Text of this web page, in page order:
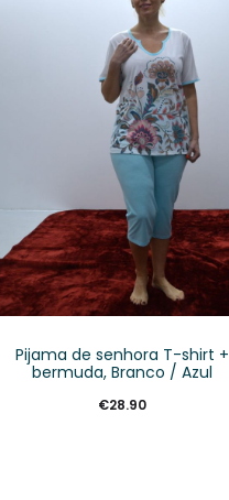
Pijama de senhora T-shirt +
bermuda, Branco / Azul
€28.90